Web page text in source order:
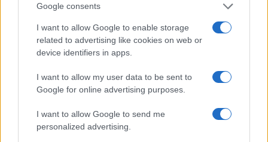
Google consents
I want to allow Google to enable storage
related to advertising like cookies on web or
device identifiers in apps.
I want to allow my user data to be sent to
Google for online advertising purposes.
I want to allow Google to send me
personalized advertising.
Πανελλήνιες: Προβληματισμοί για τη